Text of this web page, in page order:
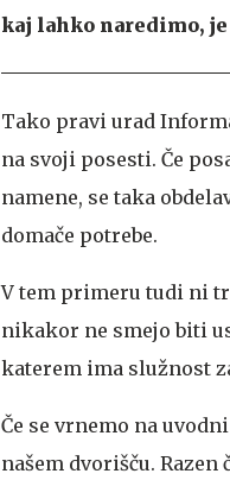
kaj lahko naredimo,
Tako pravi urad
na svoji posesti. Če
namene, se taka
domače potrebe.
V tem primeru tudi ni
nikakor ne smejo biti
katerem ima služnost
Če se vrnemo na
našem dvorišču.